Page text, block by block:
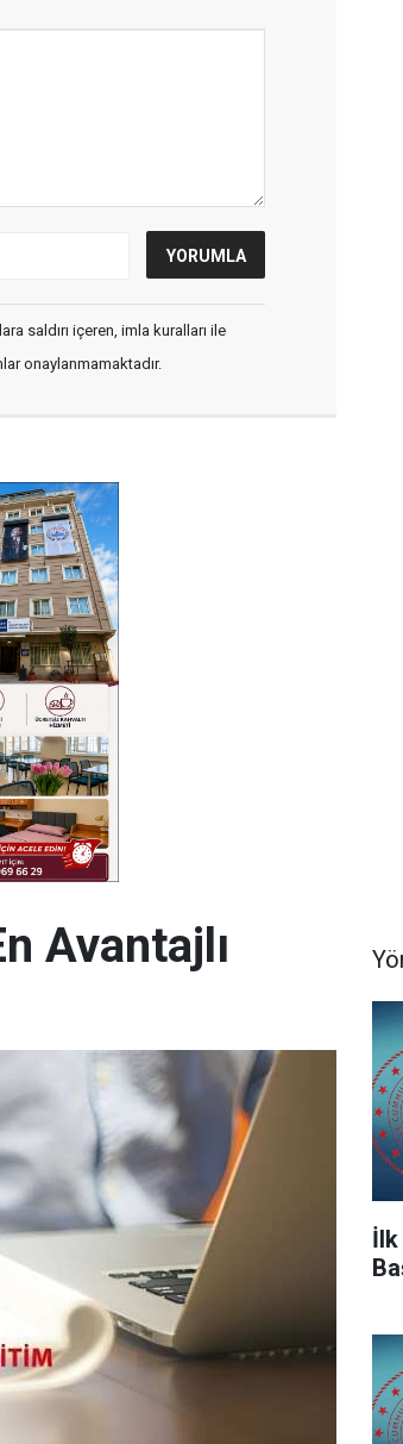
saldırı içeren, imla kuralları ile
onaylanmamaktadır.
Avantajlı
İlk